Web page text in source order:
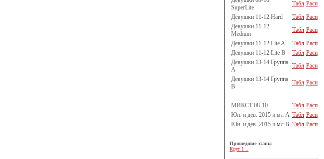
SuperLite
Табл Расп
Девушки 11-12 Hard
Табл Расп
Девушки 11-12
Medium
Табл Расп
Девушки 11-12 Lite A
Табл Расп
Девушки 11-12 Lite B
Табл Расп
Девушки 13-14 Группа
A
Табл Расп
Девушки 13-14 Группа
B
Табл Расп
МИКСТ 08-10 Табл Расп
Юн. и дев. 2015 и мл A Табл Расп
Юн. и дев. 2015 и мл B Табл Расп
Прошедшие этапы
Круг 1 ..